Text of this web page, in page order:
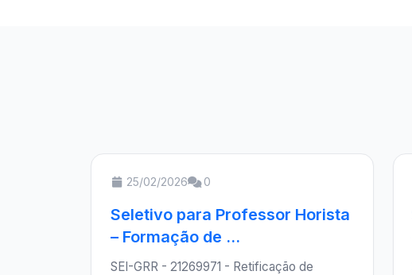
25/02/2026 0
Seletivo para Professor Horista
– Formação de ...
SEI-GRR - 21269971 - Retificação de